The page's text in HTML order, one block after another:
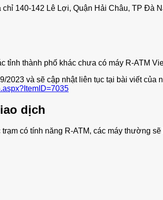
140-142 Lê Lợi, Quận Hải Châu, TP Đà
thành phố khác chưa có máy R-ATM
và sẽ cập nhật liên tục tại bài viết của
dịch
có tính năng R-ATM, các máy thường